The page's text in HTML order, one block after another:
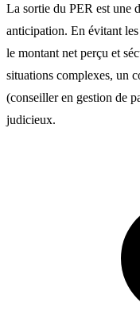
La sortie du PER est une
anticipation. En évitant
le montant net perçu et
situations complexes, un
(conseiller en gestion de
judicieux.